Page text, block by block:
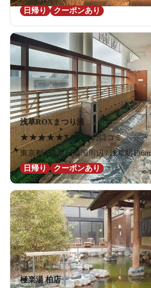
日帰り
クーポンあり
浅草ROXまつり湯
★★★★★3.661件の口コミ
東京都 / 浅草・両国周辺 / 浅草駅136m
日帰り
クーポンあり
極楽湯 柏店